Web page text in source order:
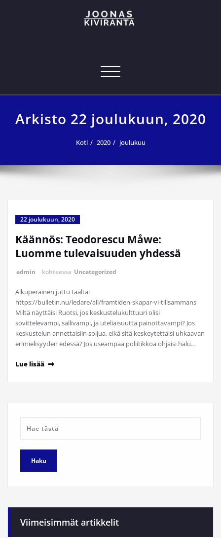
tekniikan osaaja
Navigoi
Arkisto 22 joulukuun, 2020
Koti 2020 joulukuu
22 joulukuun, 2020
Käännös: Teodorescu Måwe:
Luomme tulevaisuuden yhdessä
admin kohteessa Uncategorized
Alkuperäinen juttu täältä:
https://bulletin.nu/ledare/all/framtiden-skapar-vi-tillsammans
Miltä näyttäisi Ruotsi, jos keskustelukulttuuri olisi
sovittelevampi, sallivampi, ja uteliaisuutta painottavampi? Jos
keskustelun annettaisiin soljua, eikä sitä keskeytettäisi uhkaavan
erimielisyyden edessä? Jos useampaa poliitikkoa ohjaisi halu…
Lue lisää
Viimeisimmät artikkelit